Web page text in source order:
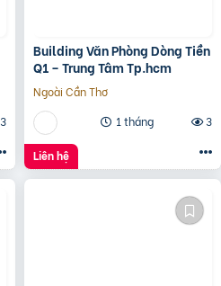
3
Building Văn Phòng Dòng Tiền
Q1 – Trung Tâm Tp.hcm
Ngoài Cần Thơ
1 tháng
3
Liên hệ